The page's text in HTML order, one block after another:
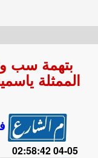
بتهمة
05-04 02:58:42